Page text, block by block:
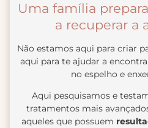
multidisciplinar e focada em
procedimentos seguros e
autoestima.
Uma família
a recuperar a
Não estamos aqui para criar
aqui para te ajudar a
no espelho e
Aqui pesquisamos e
tratamentos mais
aqueles que possuem